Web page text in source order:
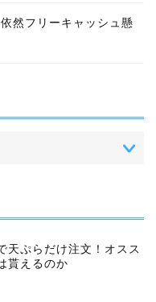
然フリーキャッシュ懸
天ぷらだけ注文！オスス
貰えるのか